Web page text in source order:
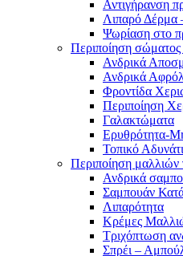
Αντιγήρανση
Λιπαρό Δέρμα
Ψωρίαση στο
Περιποίηση σώματος
Ανδρικά
Ανδρικά
Φροντίδα
Περιποίηση
Γαλακτώματα
Ερυθρότητα-
Τοπικό
Περιποίηση μαλλιών
Ανδρικά
Σαμπουάν Κατά
Λιπαρότητα
Κρέμες
Τριχόπτωση
Σπρέι –